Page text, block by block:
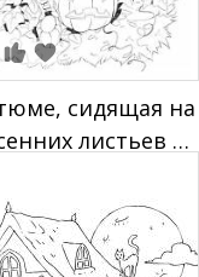
сидящая на
листьев с